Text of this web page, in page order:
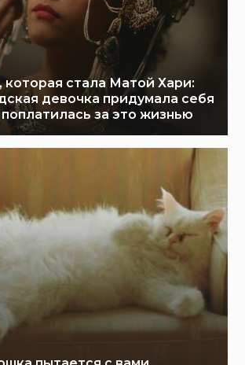
которая стала Матой Хари:
девочка придумала себя
за это жизнью